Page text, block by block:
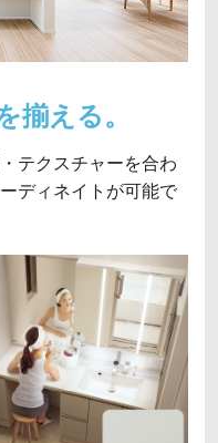
揃える。
テクスチャーを合わ
ディネイトが可能で